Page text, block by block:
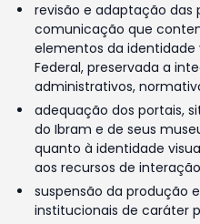
revisão e adaptação das
comunicação que
elementos da identidade
Federal, preservada a
administrativos,
adequação dos portais,
do Ibram e de seus
quanto à identidade
aos recursos de
suspensão da produção
institucionais de caráter